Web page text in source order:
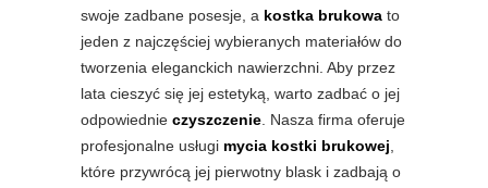
swoje zadbane posesje, a kostka brukowa to
jeden z najczęściej wybieranych materiałów do
tworzenia eleganckich nawierzchni. Aby przez
lata cieszyć się jej estetyką, warto zadbać o jej
odpowiednie czyszczenie. Nasza firma oferuje
profesjonalne usługi mycia kostki brukowej,
które przywrócą jej pierwotny blask i zadbają o